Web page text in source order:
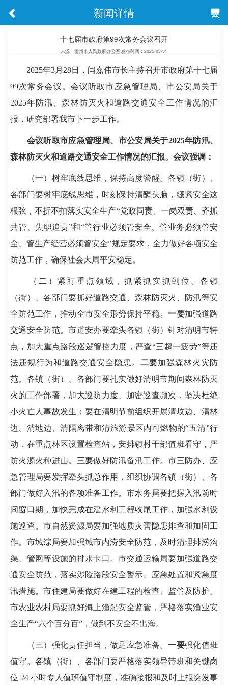
新闻详情
十七届市政府第99次常务会议召开
来源：雷州市人民政府办公室 发布时间：2025-03-31
2025年3月28日，闫嘉伟市长主持召开市政府第十七届
99次常务会议。会议听取市应急管理局、市公安局关于
2025年防汛、森林防灭火和道路交通安全工作情况的汇
报，研究部署我市下一步工作。
会议听取市应急管理局、市公安局关于2025年防汛、
森林防灭火和道路交通安全工作情况的汇报。会议强调：
（一）树牢底线思维，保持高度警醒。各镇（街）、
各部门要树牢底线思维，时刻保持清醒头脑，绷紧安全这
根弦，不折不扣落实安全生产“党政同责、一岗双责、齐抓
共管、失职追责”和“管行业必须管安全、管业务必须管安
全、管生产经营必须管安全”规定要求，全力做好各项安全
防范工作，确保社会大局平安稳定。
（二）紧盯重点领域，抓紧抓实抓到位。各镇
（街）、各部门要抓好道路交通、森林防灭火、防汛等安
全防范工作，推动全市安全形势保持平稳。一要加强道路
交通安全防范。市道安办要牵头各镇（街）针对清明节特
点，加大重点路段巡逻管控力度，严查“三超一疲劳”等违
法违规行为和道路交通安全隐患。 二要加强森林火灾防
范。各镇（街）、各部门要扎实做好清明节期间森林防灭
火的工作部署，加大巡防力度、加密巡查频次，坚决杜绝
小火亡人事故发生；要在清明节前组织开展清坟边、清林
边、清地边、清隔离带和清旅游景区内可燃物的“五清”行
动，在重点林区设置检查站，安排镇村干部值班看守，严
防火源火种进山。 三要做好防汛备汛工作。市三防办、应
急管理局要发挥牵头抓总作用，组织协调各镇（街）、各
部门做好入汛的各项准备工作。市水务局要把握入汛前时
间窗口期，加快完成在建水利工程收尾工作，加强水利设
施巡查。市自然资源局要加强地质灾害隐患排查和加固工
作。市城综局要加强城市内涝安全防范，及时清理排涝沟
渠、管网等设施的排水卡口。市交通运输局要加强道路交
通安全防范，落实涉险路段安全警示、应急处置和紧急度
汛措施。市住建局要做好在建工程的检查、监管及防护。
市农业农村局要抓好海上渔船安全监管，严格落实渔业安
全生产“六个百分百”，做到不安全不出海。
（三）强化责任担当，做足应急准备。一要强化值班
值守。各镇（街）、各部门要严格落实领导带班和关键岗
位 24 小时专人值班值守制度，准确接报和及时上报突发事